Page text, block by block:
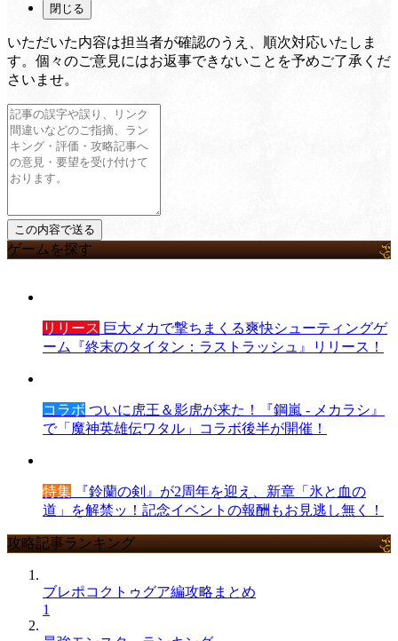
閉じる
いただいた内容は担当者が確認のうえ、順次対応いたしま
す。個々のご意見にはお返事できないことを予めご了承くだ
さいませ。
ゲームを探す
リリース 巨大メカで撃ちまくる爽快シューティングゲ
ーム『終末のタイタン：ラストラッシュ』リリース！
コラボ ついに虎王＆影虎が来た！『鋼嵐 - メカラシ』
で「魔神英雄伝ワタル」コラボ後半が開催！
特集 『鈴蘭の剣』が2周年を迎え、新章「氷と血の
道」を解禁ッ！記念イベントの報酬もお見逃し無く！
攻略記事ランキング
ブレポコクトゥグア編攻略まとめ
1